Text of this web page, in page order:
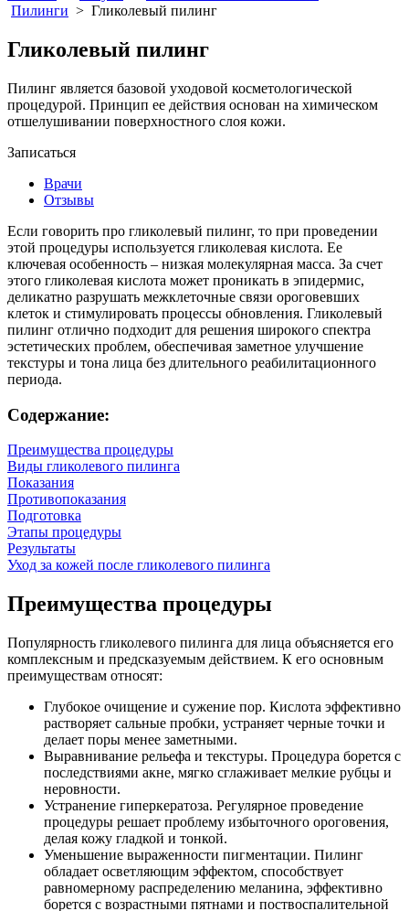
Пилинги > Гликолевый пилинг
Гликолевый пилинг
Пилинг является базовой уходовой косметологической
процедурой. Принцип ее действия основан на химическом
отшелушивании поверхностного слоя кожи.
Записаться
Врачи
Отзывы
Если говорить про гликолевый пилинг, то при проведении
этой процедуры используется гликолевая кислота. Ее
ключевая особенность – низкая молекулярная масса. За счет
этого гликолевая кислота может проникать в эпидермис,
деликатно разрушать межклеточные связи ороговевших
клеток и стимулировать процессы обновления. Гликолевый
пилинг отлично подходит для решения широкого спектра
эстетических проблем, обеспечивая заметное улучшение
текстуры и тона лица без длительного реабилитационного
периода.
Содержание:
Преимущества процедуры
Виды гликолевого пилинга
Показания
Противопоказания
Подготовка
Этапы процедуры
Результаты
Уход за кожей после гликолевого пилинга
Преимущества процедуры
Популярность гликолевого пилинга для лица объясняется его
комплексным и предсказуемым действием. К его основным
преимуществам относят:
Глубокое очищение и сужение пор. Кислота эффективно
растворяет сальные пробки, устраняет черные точки и
делает поры менее заметными.
Выравнивание рельефа и текстуры. Процедура борется с
последствиями акне, мягко сглаживает мелкие рубцы и
неровности.
Устранение гиперкератоза. Регулярное проведение
процедуры решает проблему избыточного ороговения,
делая кожу гладкой и тонкой.
Уменьшение выраженности пигментации. Пилинг
обладает осветляющим эффектом, способствует
равномерному распределению меланина, эффективно
борется с возрастными пятнами и поствоспалительной